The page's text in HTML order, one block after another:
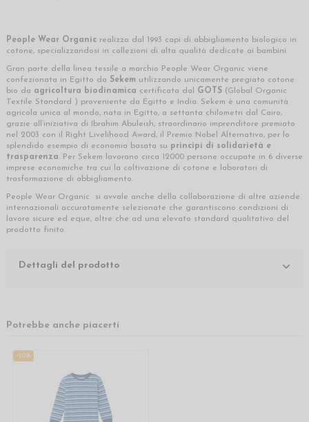
People Wear Organic realizza dal 1993 capi di abbigliamento biologico in
cotone, specializzandosi in collezioni di alta qualità dedicate ai bambini.
Gran parte della linea tessile a marchio People Wear Organic viene
confezionata in Egitto da Sekem utilizzando unicamente pregiato cotone
bio da agricoltura biodinamica certificata dal GOTS (Global Organic
Textile Standard ) proveniente da Egitto e India. Sekem è una comunità
agricola unica al mondo, nata in Egitto, a settanta chilometri dal Cairo,
grazie all’iniziativa di Ibrahim Abuleish, straordinario imprenditore premiato
nel 2003 con il Right Livelihood Award, il Premio Nobel Alternativo, per lo
splendido esempio di economia basata su principi di solidarietà e
trasparenza. Per Sekem lavorano circa 12000 persone occupate in 6 diverse
imprese economiche tra cui la coltivazione di cotone e laboratori di
trasformazione di abbigliamento.
People Wear Organic si avvale anche della collaborazione di altre aziende
internazionali accuratamente selezionate che garantiscono condizioni di
lavoro sicure ed eque, oltre che ad una elevato standard qualitativo del
prodotto finito.
Dettagli del prodotto
Potrebbe anche piacerti
-20%